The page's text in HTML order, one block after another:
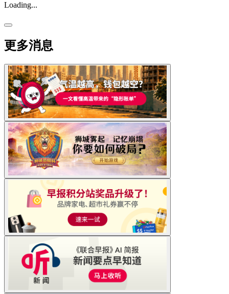
Loading...
更多消息